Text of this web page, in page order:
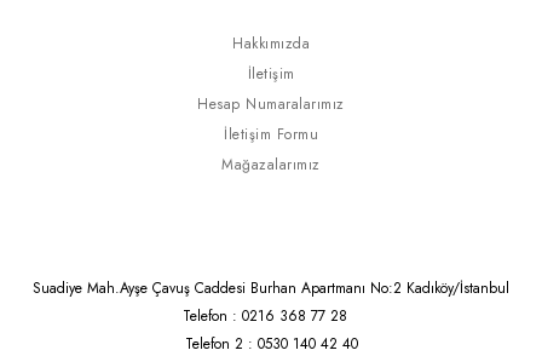
Hakkımızda
İletişim
Hesap Numaralarımız
İletişim Formu
Mağazalarımız
Suadiye Mah.Ayşe Çavuş Caddesi Burhan Apartmanı No:2 Kadıköy/İstanbul
Telefon : 0216 368 77 28
Telefon 2 : 0530 140 42 40